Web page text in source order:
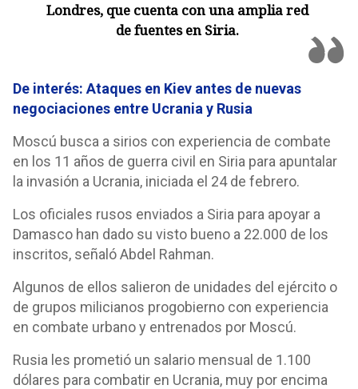
Londres, que cuenta con una amplia red
de fuentes en Siria.
De interés: Ataques en Kiev antes de nuevas
negociaciones entre Ucrania y Rusia
Moscú busca a sirios con experiencia de combate
en los 11 años de guerra civil en Siria para apuntalar
la invasión a Ucrania, iniciada el 24 de febrero.
Los oficiales rusos enviados a Siria para apoyar a
Damasco han dado su visto bueno a 22.000 de los
inscritos, señaló Abdel Rahman.
Algunos de ellos salieron de unidades del ejército o
de grupos milicianos progobierno con experiencia
en combate urbano y entrenados por Moscú.
Rusia les prometió un salario mensual de 1.100
dólares para combatir en Ucrania, muy por encima